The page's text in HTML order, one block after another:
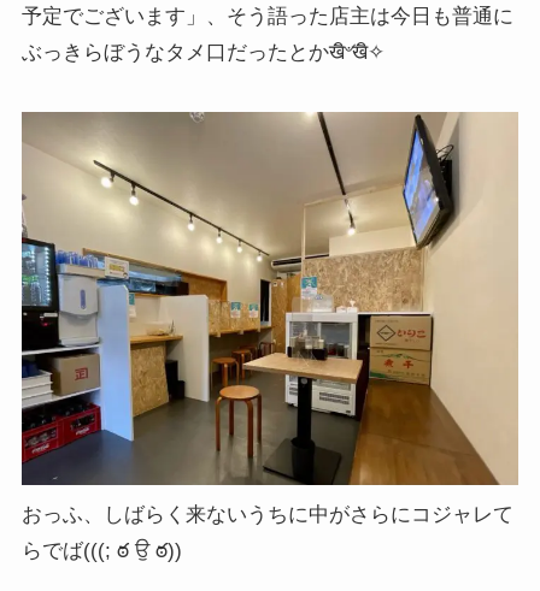
予定でございます」、そう語った店主は今日も普通に
ぶっきらぼうなタメ口だったとかखิ৺खิ✧
おっふ、しばらく来ないうちに中がさらにコジャレて
らでば(((; ఠ ਉ ఠ))